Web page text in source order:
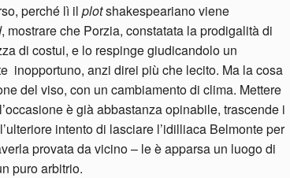
perché lì il plotshakespeariano viene
, mostrare che Porzia, constatata la prodigalità di
di costui, e lo respinge giudicandolo un
inopportuno, anzi direi più che lecito. Ma la cosa
del viso, con un cambiamento di clima. Mettere
è già abbastanza opinabile, trascende i
intento di lasciare l’idilliaca Belmonte per
provata da vicino – le è apparsa un luogo di
puro arbitrio.